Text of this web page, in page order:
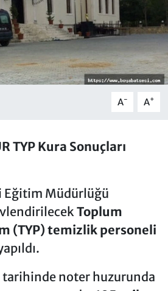
A- A+
TYP Kura Sonuçları
Eğitim Müdürlüğü
Toplum
(TYP) temizlik personeli
tarihinde noter huzurunda